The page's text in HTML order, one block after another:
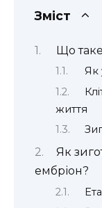
Зміст
Що
Як
життя
Як
ембріон?